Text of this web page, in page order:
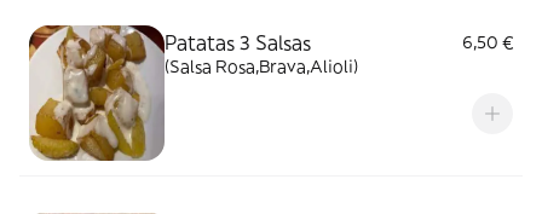
Patatas 3 Salsas
6,50 €
(Salsa Rosa,Brava,Alioli)